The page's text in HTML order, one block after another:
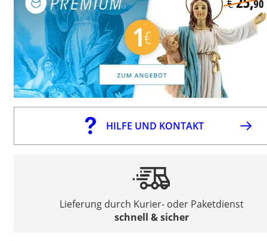
HILFE UND KONTAKT
Lieferung durch Kurier- oder Paketdienst
schnell & sicher